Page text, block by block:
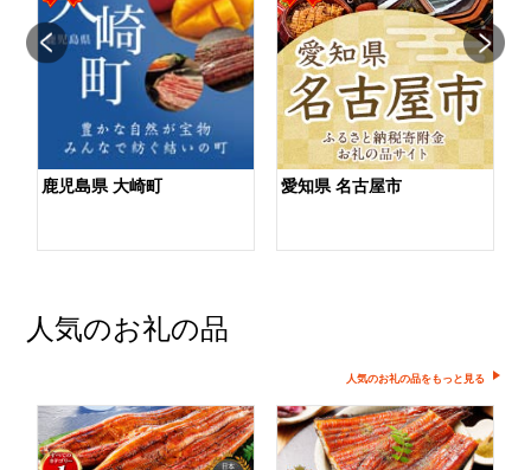
鹿児島県 大崎町 愛知県 名古屋市
人気のお礼の品
人気のお礼の品をもっと見る